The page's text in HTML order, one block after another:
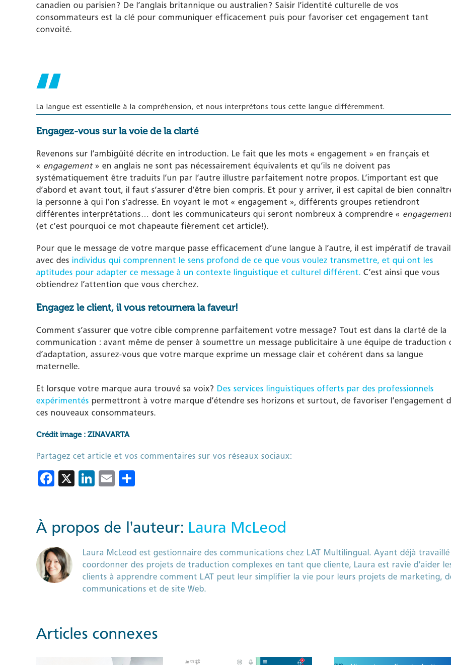
canadien ou parisien? De l’anglais britannique ou australien? Saisir l’identité culturelle de vos
consommateurs est la clé pour communiquer efficacement puis pour favoriser cet engagement tant
convoité.
La langue est essentielle à la compréhension, et nous interprétons tous cette langue différemment.
Engagez-vous sur la voie de la clarté
Revenons sur l’ambigüité décrite en introduction. Le fait que les mots « engagement » en français et
« engagement» en anglais ne sont pas nécessairement équivalents et qu’ils ne doivent pas
systématiquement être traduits l’un par l’autre illustre parfaitement notre propos. L’important est que
d’abord et avant tout, il faut s’assurer d’être bien compris. Et pour y arriver, il est capital de bien
la personne à qui l’on s’adresse. En voyant le mot « engagement », différents groupes retiendront
différentes interprétations… dont les communicateurs qui seront nombreux à comprendre «
(et c’est pourquoi ce mot chapeaute fièrement cet article!).
Pour que le message de votre marque passe efficacement d’une langue à l’autre, il est impératif de
avec des individus qui comprennent le sens profond de ce que vous voulez transmettre, et qui ont les
aptitudes pour adapter ce message à un contexte linguistique et culturel différent. C’est ainsi que vous
obtiendrez l’attention que vous cherchez.
Engagez le client, il vous retournera la faveur!
Comment s’assurer que votre cible comprenne parfaitement votre message? Tout est dans la clarté de la
communication : avant même de penser à soumettre un message publicitaire à une équipe de traduction
d’adaptation, assurez-vous que votre marque exprime un message clair et cohérent dans sa langue
maternelle.
Et lorsque votre marque aura trouvé sa voix? Des services linguistiques offerts par des professionnels
expérimentés permettront à votre marque d’étendre ses horizons et surtout, de favoriser l’engagement
ces nouveaux consommateurs.
Crédit image : ZINAVARTA
Partagez cet article et vos commentaires sur vos réseaux sociaux:
Facebook
X LinkedIn
Email
À propos de l'auteur: Laura McLeod
Laura McLeod est gestionnaire des communications chez LAT Multilingual. Ayant déjà
coordonner des projets de traduction complexes en tant que cliente, Laura est ravie d’aider
clients à apprendre comment LAT peut leur simplifier la vie pour leurs projets de marketing,
communications et de site Web.
Articles connexes